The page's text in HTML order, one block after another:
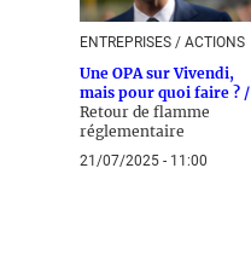
ENTREPRISES / ACTIONS
Une OPA sur Vivendi,
mais pour quoi faire ? /
Retour de flamme
réglementaire
21/07/2025 - 11:00